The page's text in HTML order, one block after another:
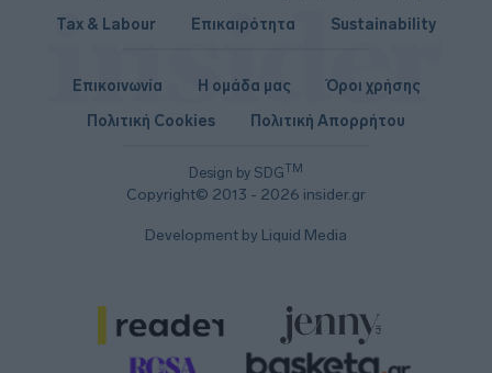
Tax & Labour
Επικαιρότητα Sustainability
Design by SDGTM
Copyright© 2013 - 2026 insider.gr
Επικοινωνία Η ομάδα μας
Όροι χρήσης
Πολιτική Cookies
Πολιτική Απορρήτου
Development by Liquid Media